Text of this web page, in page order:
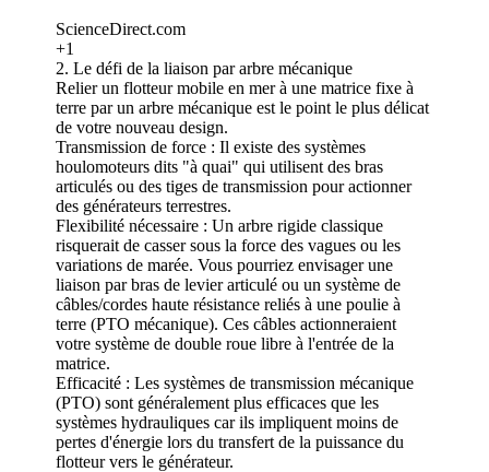
ScienceDirect.com
+1
2. Le défi de la liaison par arbre mécanique
Relier un flotteur mobile en mer à une matrice fixe à
terre par un arbre mécanique est le point le plus délicat
de votre nouveau design.
Transmission de force : Il existe des systèmes
houlomoteurs dits "à quai" qui utilisent des bras
articulés ou des tiges de transmission pour actionner
des générateurs terrestres.
Flexibilité nécessaire : Un arbre rigide classique
risquerait de casser sous la force des vagues ou les
variations de marée. Vous pourriez envisager une
liaison par bras de levier articulé ou un système de
câbles/cordes haute résistance reliés à une poulie à
terre (PTO mécanique). Ces câbles actionneraient
votre système de double roue libre à l'entrée de la
matrice.
Efficacité : Les systèmes de transmission mécanique
(PTO) sont généralement plus efficaces que les
systèmes hydrauliques car ils impliquent moins de
pertes d'énergie lors du transfert de la puissance du
flotteur vers le générateur.